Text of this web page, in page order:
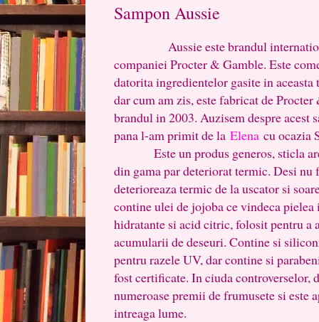
Sampon Aussie
Aussie este brandul
companiei Procter & Gamble. Este
datorita ingredientelor gasite in aceasta
dar cum am zis, este fabricat de
brandul in 2003. Auzisem despre acest
pana l-am primit de la Elena cu ocazia
Este un produs generos, sticla are
din gama par deteriorat termic. Desi nu
deterioreaza termic de la uscator si
contine ulei de jojoba ce vindeca
hidratante si acid citric, folosit pentru a
acumularii de deseuri. Contine si
pentru razele UV, dar contine si
fost certificate. In ciuda controverselor,
numeroase premii de frumusete si este
intreaga lume.